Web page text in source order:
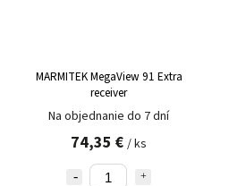
MARMITEK MegaView 91 Extra
receiver
Na objednanie do 7 dní
74,35 € / ks